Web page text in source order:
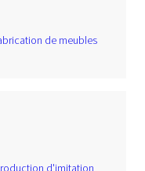
de meubles